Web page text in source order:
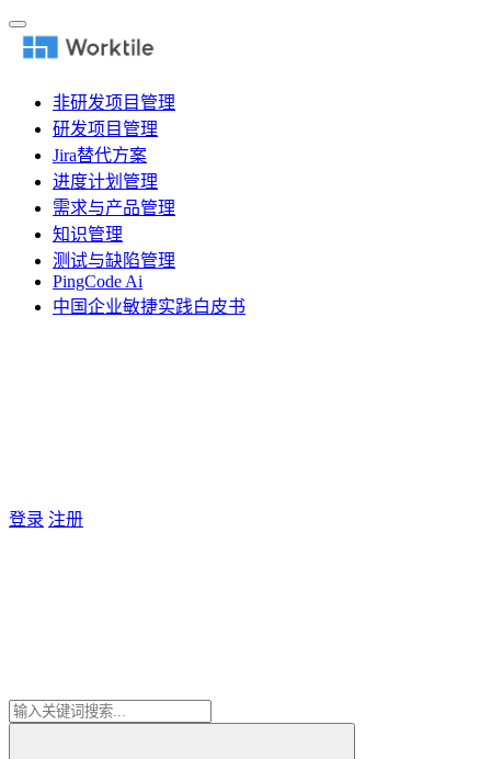
非研发项目管理
研发项目管理
Jira替代方案
进度计划管理
需求与产品管理
知识管理
测试与缺陷管理
PingCode Ai
中国企业敏捷实践白皮书
登录 注册